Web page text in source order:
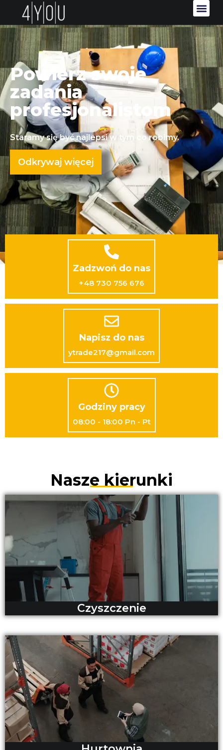
Powierz swoje
zadania
profesjonalistom
Staramy się być najlepsi w tym co robimy.
Odkrywaj więcej
Zadzwoń do nas
+48 730 756 676
Napisz do nas
ytrade217@gmail.com
Godziny pracy
08:00 - 18:00 Pn - Pt
Nasze kierunki
Czyszczenie